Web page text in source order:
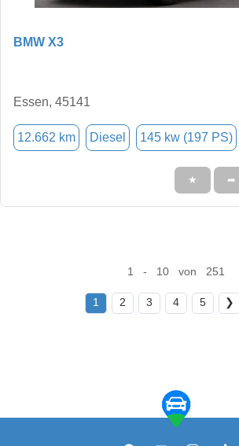
BMW X3
Essen, 45141
12.662 km Diesel 145 kw (197 PS)
★ ➦
1 - 10 von 251
1 2 3 4 5 ❯